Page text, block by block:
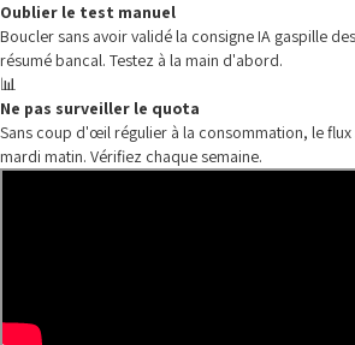
Oublier le test manuel
Boucler sans avoir validé la consigne IA gaspille
résumé bancal. Testez à la main d'abord.
📊
Ne pas surveiller le quota
Sans coup d'œil régulier à la consommation, le flux
mardi matin. Vérifiez chaque semaine.